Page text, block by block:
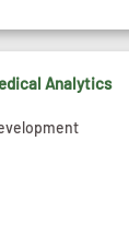
Analytics